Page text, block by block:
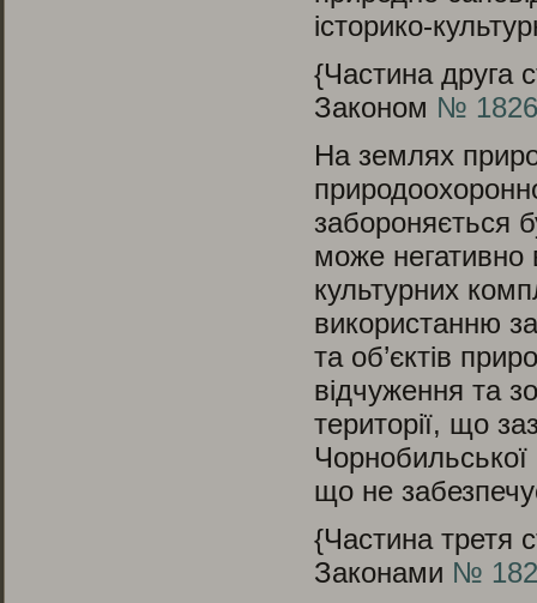
історико-
{Частина друга
Законом №
На землях
забороняється
може негативно
культурних
використанню
та об’єктів
відчуження та
території, що
що не
{Частина третя
Законами №